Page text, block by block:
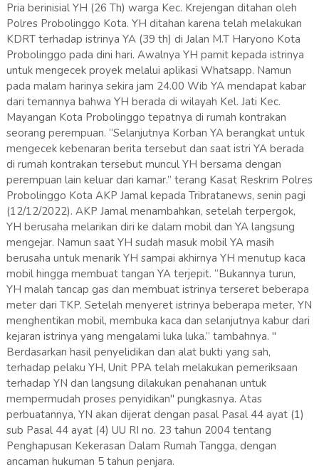
Pria berinisial YH (26 Th) warga Kec. Krejengan ditahan oleh
Polres Probolinggo Kota. YH ditahan karena telah melakukan
KDRT terhadap istrinya YA (39 th) di Jalan M.T Haryono Kota
Probolinggo pada dini hari. Awalnya YH pamit kepada istrinya
untuk mengecek proyek melalui aplikasi Whatsapp. Namun
pada malam harinya sekira jam 24.00 Wib YA mendapat kabar
dari temannya bahwa YH berada di wilayah Kel. Jati Kec.
Mayangan Kota Probolinggo tepatnya di rumah kontrakan
seorang perempuan. “Selanjutnya Korban YA berangkat untuk
mengecek kebenaran berita tersebut dan saat istri YA berada
di rumah kontrakan tersebut muncul YH bersama dengan
perempuan lain keluar dari kamar.” terang Kasat Reskrim Polres
Probolinggo Kota AKP Jamal kepada Tribratanews, senin pagi
(12/12/2022). AKP Jamal menambahkan, setelah terpergok,
YH berusaha melarikan diri ke dalam mobil dan YA langsung
mengejar. Namun saat YH sudah masuk mobil YA masih
berusaha untuk menarik YH sampai akhirnya YH menutup kaca
mobil hingga membuat tangan YA terjepit. “Bukannya turun,
YH malah tancap gas dan membuat istrinya terseret beberapa
meter dari TKP. Setelah menyeret istrinya beberapa meter, YN
menghentikan mobil, membuka kaca dan selanjutnya kabur dari
kejaran istrinya yang mengalami luka luka.” tambahnya. "
Berdasarkan hasil penyelidikan dan alat bukti yang sah,
terhadap pelaku YH, Unit PPA telah melakukan pemeriksaan
terhadap YN dan langsung dilakukan penahanan untuk
mempermudah proses penyidikan" pungkasnya. Atas
perbuatannya, YN akan dijerat dengan pasal Pasal 44 ayat (1)
sub Pasal 44 ayat (4) UU RI no. 23 tahun 2004 tentang
Penghapusan Kekerasan Dalam Rumah Tangga, dengan
ancaman hukuman 5 tahun penjara.